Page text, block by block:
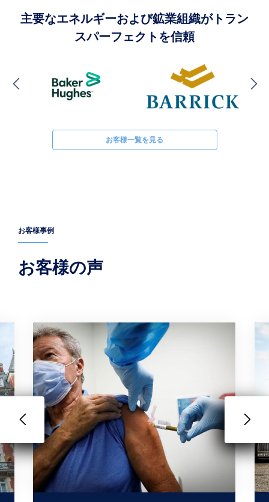
主要なエネルギーおよび鉱業組織がトラン
スパーフェクトを信頼
お客様一覧を見る
お客様事例
お客様の声